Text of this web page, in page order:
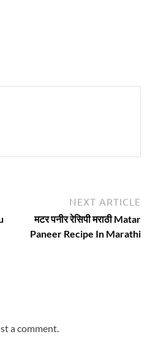
NEXT ARTICLE
मटर पनीर रेसिपी मराठी Matar
Paneer Recipe In Marathi
a comment.